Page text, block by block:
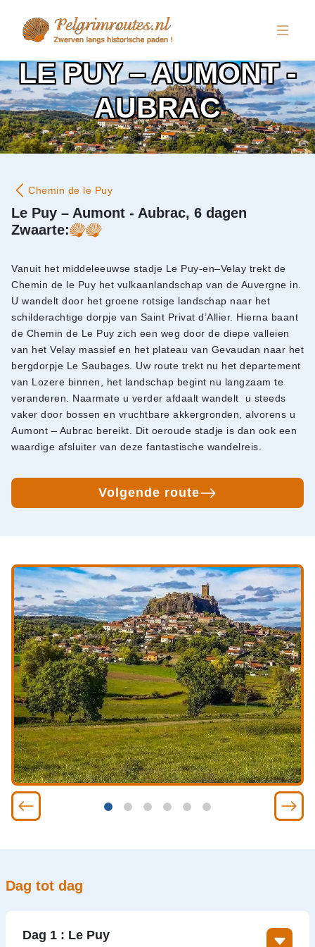
LE PUY – AUMONT -
AUBRAC
Chemin de le Puy
Le Puy – Aumont - Aubrac, 6 dagen
Zwaarte:
Vanuit het middeleeuwse stadje Le Puy-en–Velay trekt de
Chemin de le Puy het vulkaanlandschap van de Auvergne in.
U wandelt door het groene rotsige landschap naar het
schilderachtige dorpje van Saint Privat d’Allier. Hierna baant
de Chemin de Le Puy zich een weg door de diepe valleien
van het Velay massief en het plateau van Gevaudan naar het
bergdorpje Le Saubages. Uw route trekt nu het departement
van Lozere binnen, het landschap begint nu langzaam te
veranderen. Naarmate u verder afdaalt wandelt u steeds
vaker door bossen en vruchtbare akkergronden, alvorens u
Aumont – Aubrac bereikt. Dit oeroude stadje is dan ook een
waardige afsluiter van deze fantastische wandelreis.
Volgende route
Dag tot dag
Dag 1 : Le Puy